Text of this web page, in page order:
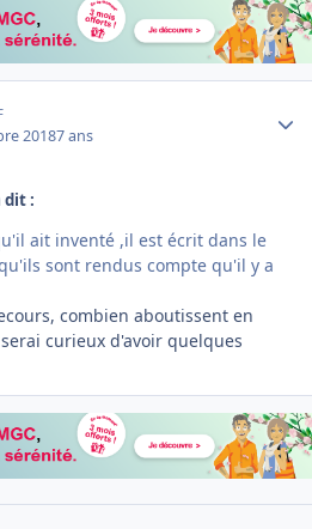
20187 ans
dit :
ait inventé ,il est écrit dans le
sont rendus compte qu'il y a
combien aboutissent en
curieux d'avoir quelques